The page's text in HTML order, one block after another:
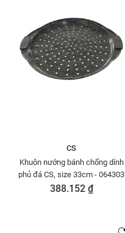
CS
Khuôn nướng bánh chống dính
phủ đá CS, size 33cm - 064303
388.152 ₫